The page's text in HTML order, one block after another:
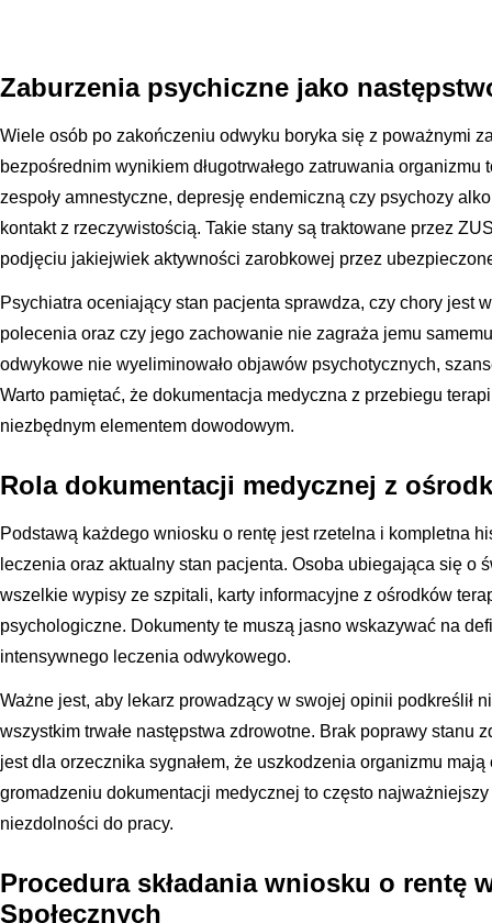
Zaburzenia psychiczne jako
Wiele osób po zakończeniu odwyku boryka się z poważnymi
bezpośrednim wynikiem długotrwałego zatruwania
zespoły amnestyczne, depresję endemiczną czy psychozy
kontakt z rzeczywistością. Takie stany są traktowane przez
podjęciu jakiejwiek aktywności zarobkowej przez
Psychiatra oceniający stan pacjenta sprawdza, czy chory jest
polecenia oraz czy jego zachowanie nie zagraża jemu
odwykowe nie wyeliminowało objawów psychotycznych,
Warto pamiętać, że dokumentacja medyczna z przebiegu
niezbędnym elementem dowodowym.
Rola dokumentacji medycznej z
Podstawą każdego wniosku o rentę jest rzetelna i kompletna
leczenia oraz aktualny stan pacjenta. Osoba ubiegająca się o
wszelkie wypisy ze szpitali, karty informacyjne z ośrodków
psychologiczne. Dokumenty te muszą jasno wskazywać na
intensywnego leczenia odwykowego.
Ważne jest, aby lekarz prowadzący w swojej opinii podkreślił
wszystkim trwałe następstwa zdrowotne. Brak poprawy stanu
jest dla orzecznika sygnałem, że uszkodzenia organizmu mają
gromadzeniu dokumentacji medycznej to często najważniejszy
niezdolności do pracy.
Procedura składania wniosku o rentę
Społecznych